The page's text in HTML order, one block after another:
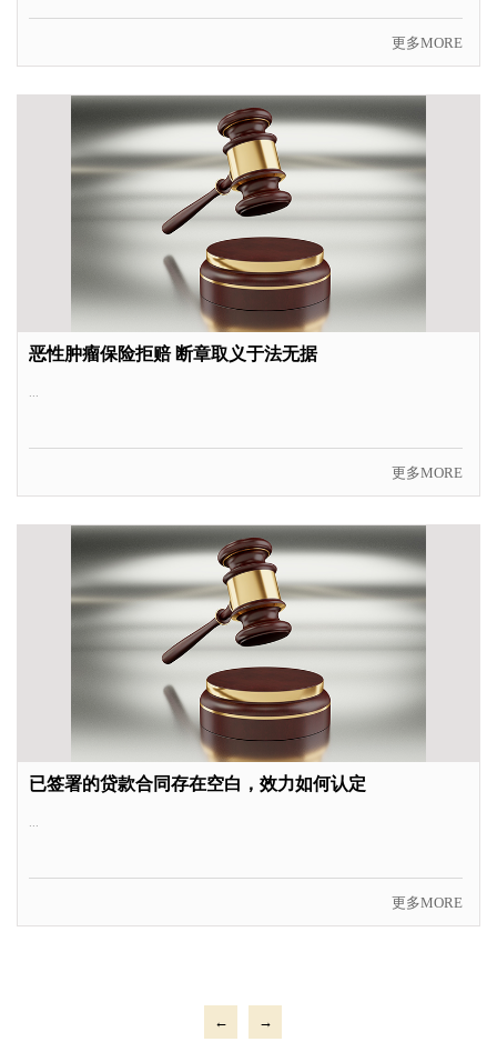
更多MORE
恶性肿瘤保险拒赔 断章取义于法无据
更多MORE
已签署的贷款合同存在空白，效力如何认定
更多MORE
← →